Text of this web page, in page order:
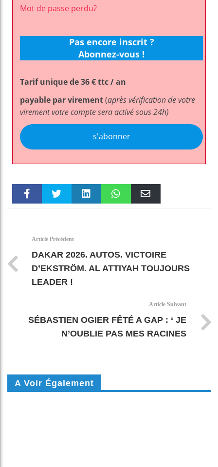
Mot de passe perdu?
Pas encore inscrit ?
Abonnez-vous !
Tarif unique de 36 € ttc / an
payable par virement(après vérification de votre
virement votre compte sera activé sous 24h)
s'abonner
Article Précédent
DAKAR 2026. AUTOS. VICTOIRE
D’EKSTRÖM. AL ATTIYAH TOUJOURS
LEADER !
Article Suivant
SÉBASTIEN OGIER FÊTÉ A GAP : ‘ JE
N’OUBLIE PAS MES RACINES
A Voir Également